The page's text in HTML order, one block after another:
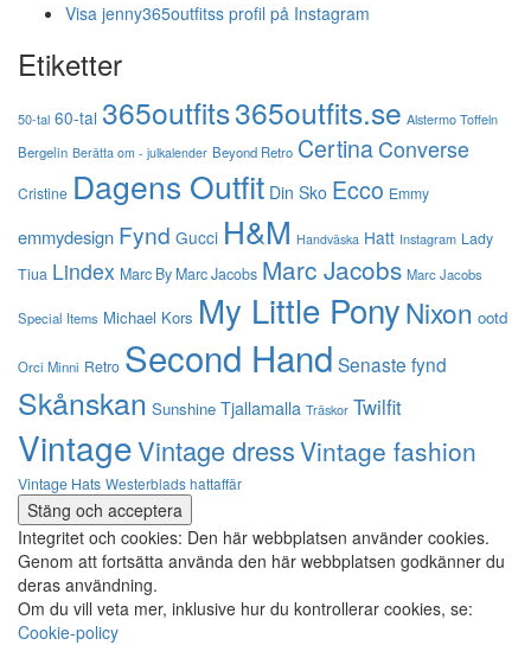
Visa jenny365outfitss profil på Instagram
Etiketter
50-tal 60-tal 365outfits365outfits.se Alstermo Toffeln
Bergelin Berätta om - julkalender Beyond Retro CertinaConverse
Cristine Dagens Outfit Din Sko Ecco Emmy
emmydesign Fynd Gucci H&M Handväska Hatt Instagram Lady
Tiua Lindex Marc By Marc Jacobs Marc Jacobs Marc Jacobs
Special Items Michael Kors My Little PonyNixon ootd
Orci Minni Retro Second Hand Senaste fynd
Skånskan Sunshine Tjallamalla Träskor Twilfit
VintageVintage dressVintage fashion
Vintage Hats Westerblads hattaffär
Integritet och cookies: Den här webbplatsen använder cookies.
Genom att fortsätta använda den här webbplatsen godkänner du
deras användning.
Om du vill veta mer, inklusive hur du kontrollerar cookies, se:
Cookie-policy